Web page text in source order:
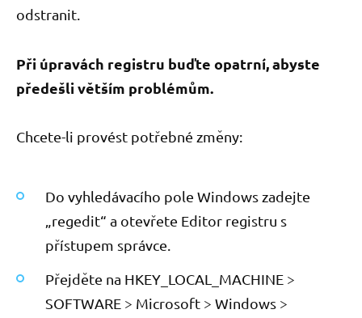
odstranit.
Při úpravách registru buďte opatrní, abyste
předešli větším problémům.
Chcete-li provést potřebné změny:
Do vyhledávacího pole Windows zadejte
„regedit“ a otevřete Editor registru s
přístupem správce.
Přejděte na HKEY_LOCAL_MACHINE >
SOFTWARE > Microsoft > Windows >